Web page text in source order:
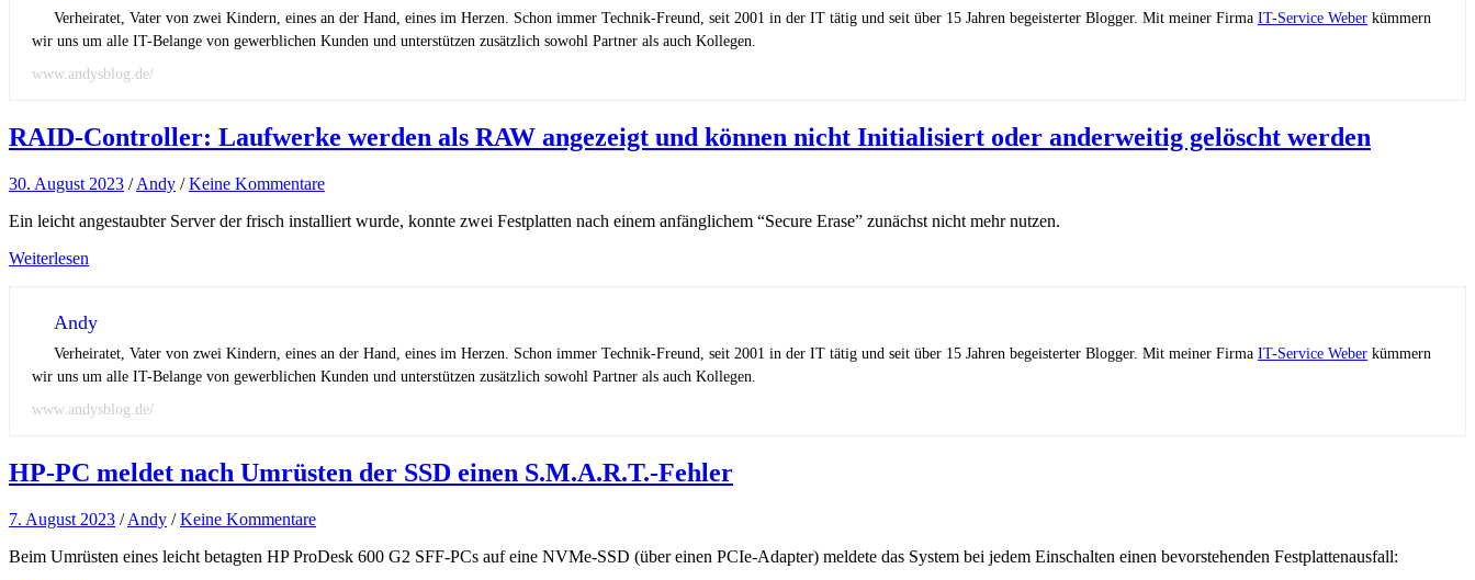
Verheiratet, Vater von zwei Kindern, eines an der Hand, eines im Herzen. Schon immer Technik-Freund, seit 2001 in der IT tätig und seit über 15 Jahren begeisterter Blogger. Mit meiner Firma IT-Service Weber kümmern
wir uns um alle IT-Belange von gewerblichen Kunden und unterstützen zusätzlich sowohl Partner als auch Kollegen.
www.andysblog.de/
RAID-Controller: Laufwerke werden als RAW angezeigt und können nicht Initialisiert oder anderweitig gelöscht werden
30. August 2023 /Andy /Keine Kommentare
Ein leicht angestaubter Server der frisch installiert wurde, konnte zwei Festplatten nach einem anfänglichem “Secure Erase” zunächst nicht mehr nutzen.
Weiterlesen
Andy
Verheiratet, Vater von zwei Kindern, eines an der Hand, eines im Herzen. Schon immer Technik-Freund, seit 2001 in der IT tätig und seit über 15 Jahren begeisterter Blogger. Mit meiner Firma IT-Service Weber kümmern
wir uns um alle IT-Belange von gewerblichen Kunden und unterstützen zusätzlich sowohl Partner als auch Kollegen.
www.andysblog.de/
HP-PC meldet nach Umrüsten der SSD einen S.M.A.R.T.-Fehler
7. August 2023 /Andy /Keine Kommentare
Beim Umrüsten eines leicht betagten HP ProDesk 600 G2 SFF-PCs auf eine NVMe-SSD (über einen PCIe-Adapter) meldete das System bei jedem Einschalten einen bevorstehenden Festplattenausfall: